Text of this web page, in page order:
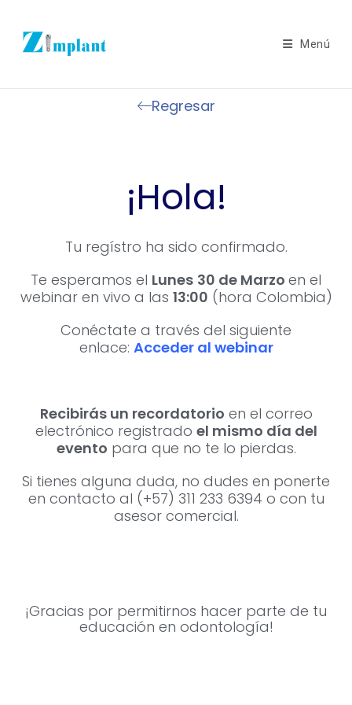
Menú
Regresar
¡Hola!
Tu regístro ha sido confirmado.
Te esperamos el Lunes 30 de Marzo en el
webinar en vivo a las 13:00 (hora Colombia)
Conéctate a través del siguiente
enlace: Acceder al webinar
Recibirás un recordatorio en el correo
electrónico registrado el mismo día del
evento para que no te lo pierdas.
Si tienes alguna duda, no dudes en ponerte
en contacto al (+57) 311 233 6394 o con tu
asesor comercial.
¡Gracias por permitirnos hacer parte de tu
educación en odontología!